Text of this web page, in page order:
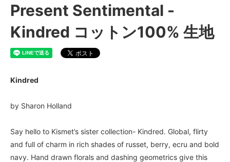
Present Sentimental -
Kindred コットン100% 生地
Kindred
by Sharon Holland
Say hello to Kismet’s sister collection- Kindred. Global, flirty
and full of charm in rich shades of russet, berry, ecru and bold
navy. Hand drawn florals and dashing geometrics give this